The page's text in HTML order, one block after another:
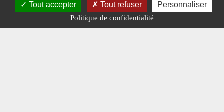
Tout accepter Tout refuser Personnaliser
Politique de confidentialité